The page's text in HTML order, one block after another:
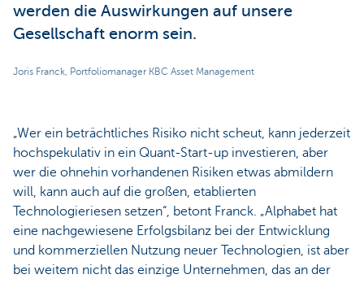
werden die Auswirkungen auf unsere
Gesellschaft enorm sein.
Joris Franck, Portfoliomanager KBC Asset Management
„Wer ein beträchtliches Risiko nicht scheut, kann jederzeit
hochspekulativ in ein Quant-Start-up investieren, aber
wer die ohnehin vorhandenen Risiken etwas abmildern
will, kann auch auf die großen, etablierten
Technologieriesen setzen“, betont Franck. „Alphabet hat
eine nachgewiesene Erfolgsbilanz bei der Entwicklung
und kommerziellen Nutzung neuer Technologien, ist aber
bei weitem nicht das einzige Unternehmen, das an der